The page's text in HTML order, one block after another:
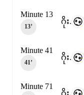
ဂိုး.
Minute 13
13‎’‎
ဂိုး.
Minute 41
41‎’‎
Minute 71